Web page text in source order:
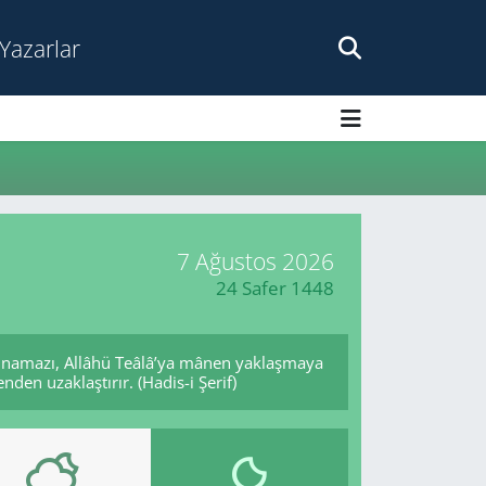
Yazarlar
7 Ağustos 2026
24 Safer 1448
Allâhü Teâlâ’ya mânen yaklaşmaya
uzaklaştırır. (Hadis-i Şerif)